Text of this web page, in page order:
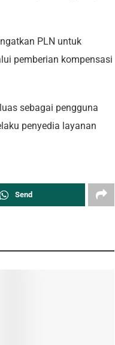
PLN untuk
pemberian kompensasi
sebagai pengguna
penyedia layanan
Send